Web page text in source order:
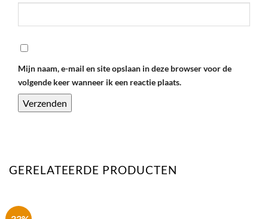
Mijn naam, e-mail en site opslaan in deze browser voor de
volgende keer wanneer ik een reactie plaats.
GERELATEERDE PRODUCTEN